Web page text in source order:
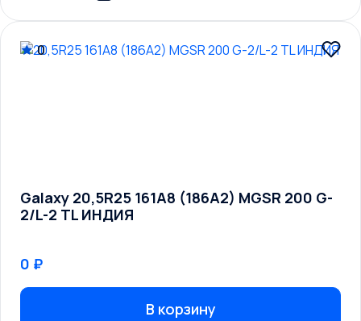
0
Galaxy 20,5R25 161A8 (186A2) MGSR 200 G-
2/L-2 TL ИНДИЯ
0 ₽
В корзину